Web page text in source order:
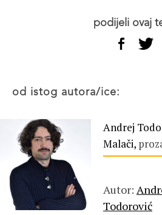
podijeli ovaj
od istog autora/ice:
Andrej
Malači,
Autor:
Todorović